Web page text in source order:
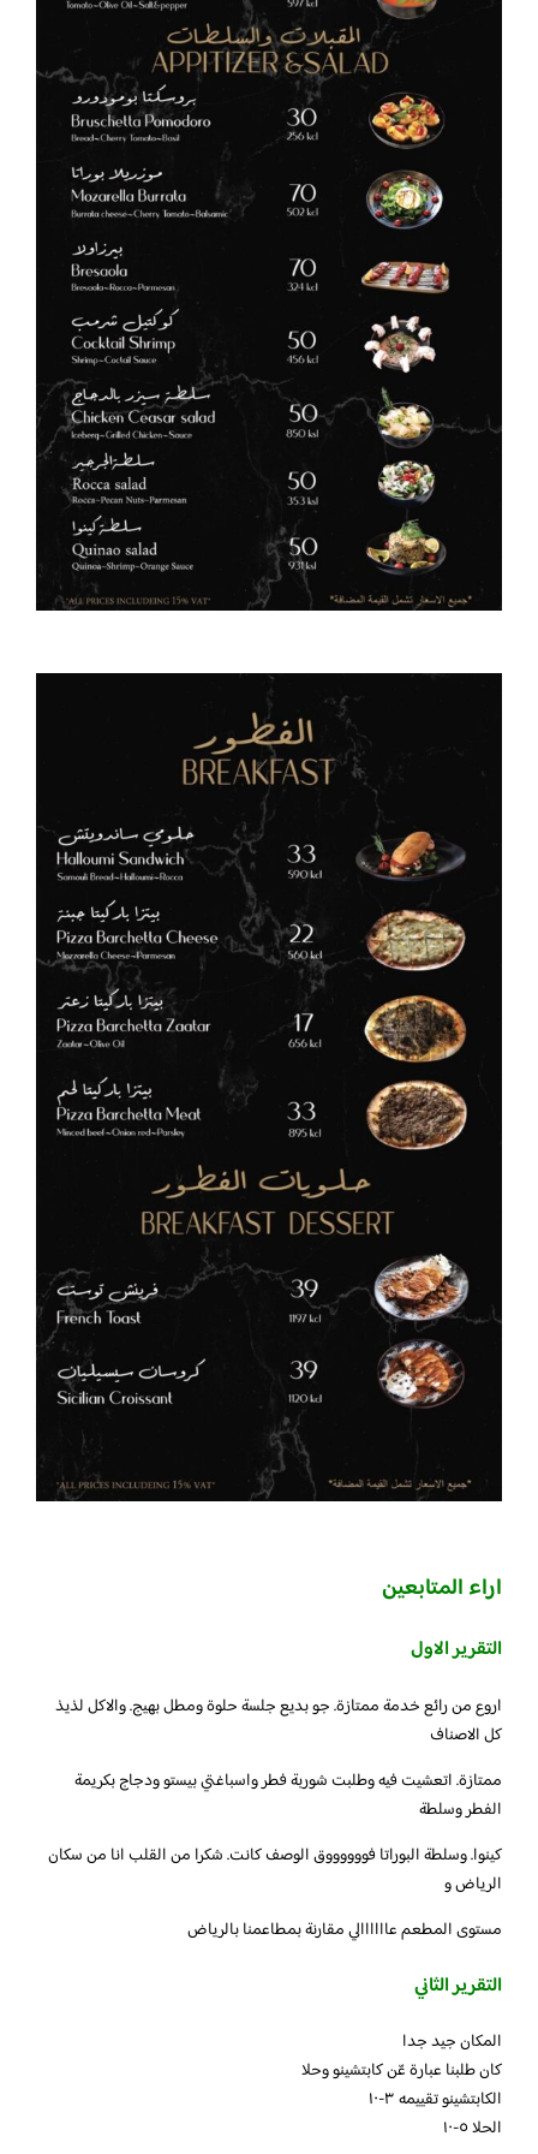
اراء المتابعين
التقرير الاول
اروع من رائع خدمة ممتازة. جو بديع جلسة حلوة ومطل بهيج. والاكل لذيذ
كل الاصناف
ممتازة. اتعشيت فيه وطلبت شوربة فطر واسباغتي بيستو ودجاج بكريمة
الفطر وسلطة
كينوا. وسلطة البوراتا فووووووق الوصف كانت. شكرا من القلب انا من سكان
الرياض و
مستوى المطعم عاااااالي مقارنة بمطاعمنا بالرياض
التقرير الثاني
المكان جيد جدا
كان طلبنا عبارة عّن كابتشينو وحلا
الكابتشينو تقييمه ٣-١٠
الحلا ٥-١٠